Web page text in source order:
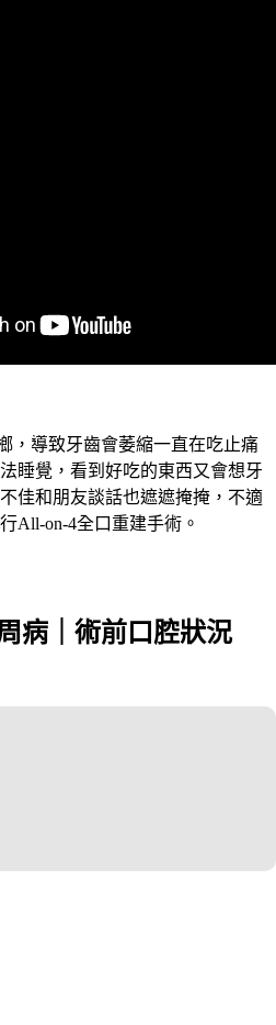
，導致牙齒會萎縮一直在吃止痛
睡覺，看到好吃的東西又會想牙
佳和朋友談話也遮遮掩掩，不適
All-on-4全口重建手術。
病｜術前口腔狀況